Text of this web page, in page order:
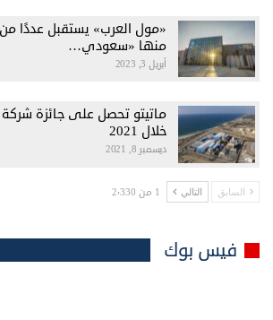
«مول العرب» يستقبل عددًا من
منها «سعودي…
أبريل 3, 2023
ماتيتو تحصل على جائزة شركة
خلال 2021
ديسمبر 8, 2021
السابق التالي 1 من 2٬330
فيس بوك